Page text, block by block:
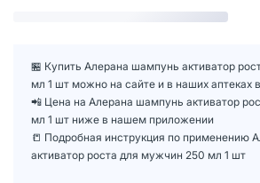
🏪 Купить Алерана шампунь активатор
мл 1 шт можно на сайте и в наших аптеках
📲 Цена на Алерана шампунь активатор
мл 1 шт ниже в нашем приложении
📒 Подробная инструкция по применению
активатор роста для мужчин 250 мл 1 шт